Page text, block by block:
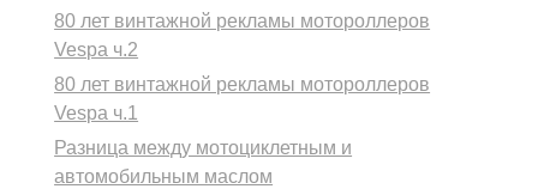
80 лет винтажной рекламы мотороллеров
Vespa ч.2
80 лет винтажной рекламы мотороллеров
Vespa ч.1
Разница между мотоциклетным и
автомобильным маслом